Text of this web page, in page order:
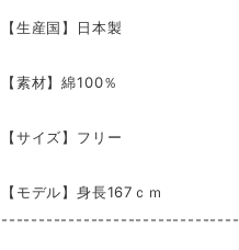
【生産国】日本製
【素材】綿100％
【サイズ】フリー
【モデル】身長167ｃｍ